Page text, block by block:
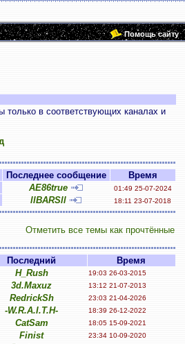
Помощь сайту
в соответствующих каналах и
Последнее сообщение
Время
AE86true 01:49 25-07-2024
llBARSll 18:11 23-07-2018
Отметить все темы как прочтённые
Последний
Время
H_Rush 19:03 26-03-2015
3d.Maxuz 13:12 21-07-2013
RedrickSh 23:03 21-04-2026
-W.R.A.I.T.H- 18:39 26-12-2022
CatSam 18:05 15-09-2021
Finist 23:34 10-09-2020